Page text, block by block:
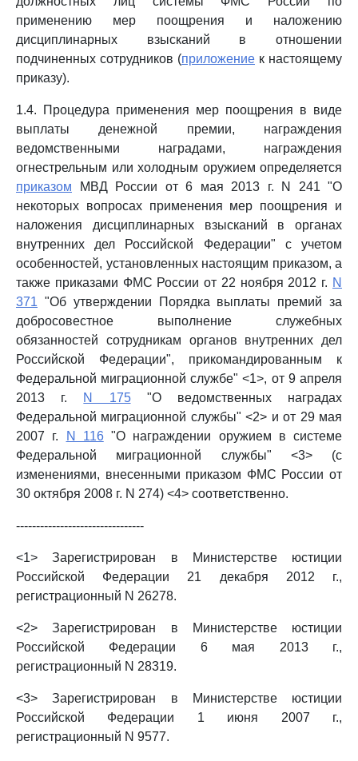
применению мер поощрения и наложению
дисциплинарных взысканий в отношении
подчиненных сотрудников (приложение к настоящему
приказу).
1.4. Процедура применения мер поощрения в виде
выплаты денежной премии, награждения
ведомственными наградами, награждения
огнестрельным или холодным оружием определяется
приказом МВД России от 6 мая 2013 г. N 241 "О
некоторых вопросах применения мер поощрения и
наложения дисциплинарных взысканий в органах
внутренних дел Российской Федерации" с учетом
особенностей, установленных настоящим приказом, а
также приказами ФМС России от 22 ноября 2012 г. N
371 "Об утверждении Порядка выплаты премий за
добросовестное выполнение служебных
обязанностей сотрудникам органов внутренних дел
Российской Федерации", прикомандированным к
Федеральной миграционной службе" <1>, от 9 апреля
2013 г. N 175"О ведомственных наградах
Федеральной миграционной службы" <2> и от 29 мая
2007 г.
N 116"О награждении оружием в системе
Федеральной миграционной службы" <3> (с
изменениями, внесенными приказом ФМС России от
30 октября 2008 г. N 274) <4> соответственно.
--------------------------------
<1> Зарегистрирован в Министерстве юстиции
Российской Федерации 21 декабря 2012 г.,
регистрационный N 26278.
<2> Зарегистрирован в Министерстве юстиции
Российской Федерации 6 мая 2013 г.,
регистрационный N 28319.
<3> Зарегистрирован в Министерстве юстиции
Российской Федерации 1 июня 2007 г.,
регистрационный N 9577.